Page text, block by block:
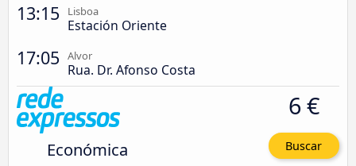
13:15 Lisboa
Estación Oriente
17:05 Alvor
Rua. Dr. Afonso Costa
Económica
6 €
Buscar